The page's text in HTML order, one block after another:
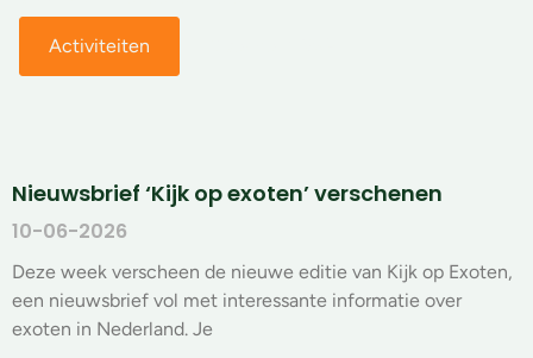
Activiteiten
Nieuwsbrief ‘Kijk op exoten’ verschenen
10-06-2026
Deze week verscheen de nieuwe editie van Kijk op Exoten,
een nieuwsbrief vol met interessante informatie over
exoten in Nederland. Je